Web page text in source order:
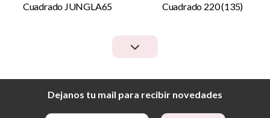
Cuadrado JUNGLA65 Cuadrado 220 (135)
Dejanos tu mail para recibir novedades